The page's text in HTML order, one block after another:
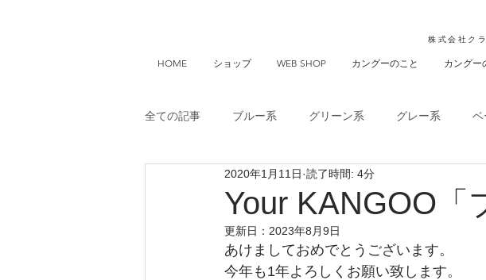
株式会社ク
HOME ショップ WEB SHOP カングーのこと カングー
全ての記事 ブルー系 グリーン系 グレー系 ベ
Your KANGOO
Your KANGOO「
2020年1月11日 読了時間: 4分
更新日： 2023年8月9日
あけましておめでとうございます。
今年も1年よろしくお願い致します。